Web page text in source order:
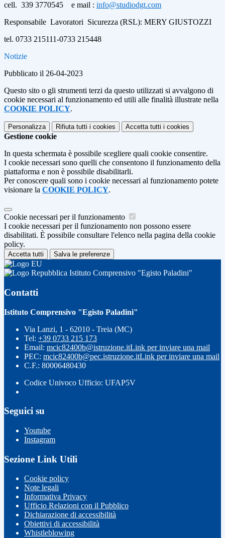
cell. 339 3770545 e mail : info@studiodgt.com
Responsabile Lavoratori Sicurezza (RSL): MERY GIUSTOZZI
tel. 0733 215111-0733 215448
Notizie
Pubblicato il 26-04-2023
Questo sito o gli strumenti terzi da questo utilizzati si avvalgono di
cookie necessari al funzionamento ed utili alle finalità illustrate nella
COOKIE POLICY.
Personalizza Rifiuta tutti i cookies Accetta tutti i cookies
Gestione cookie
In questa schermata è possibile scegliere quali cookie consentire.
I cookie necessari sono quelli che consentono il funzionamento della
piattaforma e non è possibile disabilitarli.
Per conoscere quali sono i cookie necessari al funzionamento potete
visionare la COOKIE POLICY.
Cookie necessari per il funzionamento
I cookie necessari per il funzionamento non possono essere
disabilitati. È possibile consultare l'elenco nella pagina della cookie
policy.
Accetta tutti Salva le preferenze
Istituto Comprensivo "Egisto Paladini"
Contatti
Istituto Comprensivo "Egisto Paladini"
Via Lanzi, 1 - 62010 - Treia (MC)
Tel: +39 0733 215 173
Email: mcic82400b@istruzione.itLink per inviare una mail
PEC: mcic82400b@pec.istruzione.itLink per inviare una mail
C.F.: 80006480430
Codice Univoco Ufficio: UFAP5V
Seguici su
Youtube
Instagram
Sezione Link Utili
Cookie policy
Note legali
Informativa Privacy
Ufficio Relazioni con il Pubblico
Dichiarazione di accessibilità
Obiettivi di accessibilità
Whistleblowing